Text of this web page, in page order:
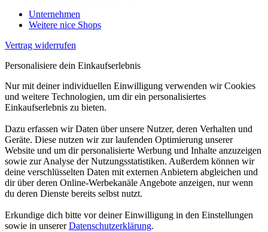
Unternehmen
Weitere nice Shops
Vertrag widerrufen
Personalisiere dein Einkaufserlebnis
Nur mit deiner individuellen Einwilligung verwenden wir Cookies
und weitere Technologien, um dir ein personalisiertes
Einkaufserlebnis zu bieten.
Dazu erfassen wir Daten über unsere Nutzer, deren Verhalten und
Geräte. Diese nutzen wir zur laufenden Optimierung unserer
Website und um dir personalisierte Werbung und Inhalte anzuzeigen
sowie zur Analyse der Nutzungsstatistiken. Außerdem können wir
deine verschlüsselten Daten mit externen Anbietern abgleichen und
dir über deren Online-Werbekanäle Angebote anzeigen, nur wenn
du deren Dienste bereits selbst nutzt.
Erkundige dich bitte vor deiner Einwilligung in den Einstellungen
sowie in unsererDatenschutzerklärung.